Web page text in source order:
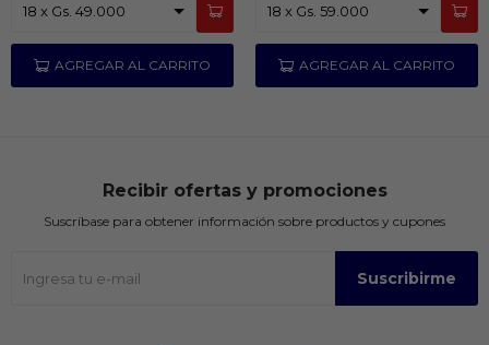
Recibir ofertas y promociones
Suscríbase para obtener información sobre productos y cupones
Suscribirme